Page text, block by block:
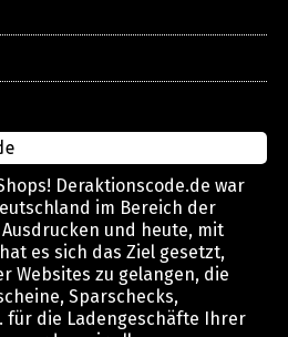
Deraktionscode.de war
im Bereich der
und heute, mit
es sich das Ziel gesetzt,
Websites zu gelangen, die
Sparschecks,
für die Ladengeschäfte Ihrer